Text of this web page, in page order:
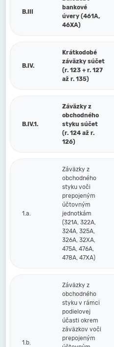
B.III
bankové
úvery (461A,
46XA)
B.IV.
Krátkodobé
záväzky súčet
(r. 123 + r. 127
až r. 135)
B.IV.1.
Záväzky z
obchodného
styku súčet
(r. 124 až r.
126)
1.a.
Záväzky z
obchodného
styku voči
prepojeným
účtovným
jednotkám
(321A, 322A,
324A, 325A,
326A, 32XA,
475A, 476A,
478A, 47XA)
1.b.
Záväzky z
obchodného
styku v rámci
podielovej
účasti okrem
záväzkov voči
prepojeným